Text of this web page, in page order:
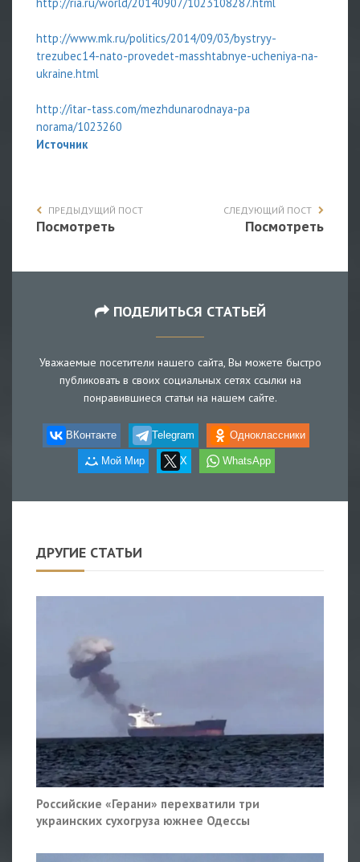
http://ria.ru/world/20140907/1023108287.html
http://www.mk.ru/politics/2014/09/03/bystryy-
trezubec14-nato-provedet-masshtabnye-ucheniya-na-
ukraine.html
http://itar-tass.com/mezhdunarodnaya-pa
norama/1023260
Источник
ПРЕДЫДУЩИЙ ПОСТ
Посмотреть
СЛЕДУЮЩИЙ ПОСТ
Посмотреть
ПОДЕЛИТЬСЯ СТАТЬЕЙ
Уважаемые посетители нашего сайта, Вы можете быстро
публиковать в своих социальных сетях ссылки на
понравившиеся статьи на нашем сайте.
ВКонтакте Telegram Одноклассники
Мой Мир X WhatsApp
ДРУГИЕ СТАТЬИ
Российские «Герани» перехватили три
украинских сухогруза южнее Одессы